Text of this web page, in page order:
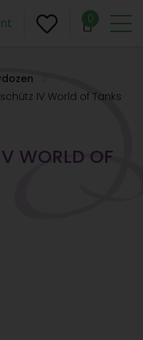
0
IV World of Tanks
WORLD OF